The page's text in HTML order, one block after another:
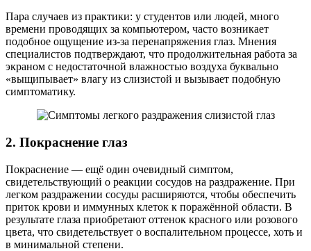
Пара случаев из практики: у студентов или людей, много
времени проводящих за компьютером, часто возникает
подобное ощущение из-за перенапряжения глаз. Мнения
специалистов подтверждают, что продолжительная работа за
экраном с недостаточной влажностью воздуха буквально
«выщипывает» влагу из слизистой и вызывает подобную
симптоматику.
2. Покраснение глаз
Покраснение — ещё один очевидный симптом,
свидетельствующий о реакции сосудов на раздражение. При
легком раздражении сосуды расширяются, чтобы обеспечить
приток крови и иммунных клеток к поражённой области. В
результате глаза приобретают оттенок красного или розового
цвета, что свидетельствует о воспалительном процессе, хоть и
в минимальной степени.